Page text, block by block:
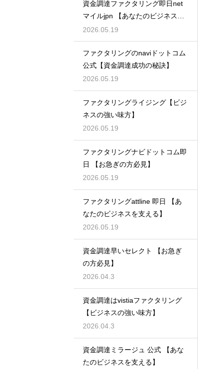
資金調達ファクタリング即日net
マイルjpn 【あなたのビジネスを
支える】
2026.05.19
ファクタリングのnaviドットコム
公式【資金調達成功の秘訣】
2026.05.19
ファクタリングライジング【ビジ
ネスの強い味方】
2026.05.19
ファクタリングナビドットコム即
日 【お急ぎの方必見】
2026.05.19
ファクタリングattline 即日 【あ
なたのビジネスを支える】
2026.05.19
資金調達早いセレクト 【お急ぎ
の方必見】
2026.04.3
資金調達はvistiaファクタリング
【ビジネスの強い味方】
2026.04.3
資金調達ミラージュ 公式 【あな
たのビジネスを支える】